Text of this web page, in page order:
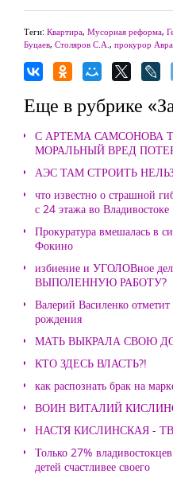
Теги: Квартира, Мусорная реформа,
Буцаев, Столяров С.А., прокурор
Еще в рубрике
С АРТЕМА САМСОНОВА
МОРАЛЬНЫЙ ВРЕД
АЭС ТАМ СТРОИТЬ
что известно о страшной
с 24 этажа во Владивостоке
Прокуратура вмешалась в
Фокино
избиение и УГОЛОВное
ВЫПОЛЕННУЮ РАБОТУ?
Валерий Василенко
рождения
МАТЬ ВЫКРАЛА СВОЮ
КТО ЗДЕСЬ ВЛАСТЬ?!
как распознать брак на
ВОИН ВИТАЛИЙ
НАСТЯ КИСЛИНСКАЯ -
Только 27%
детей счастливее своего